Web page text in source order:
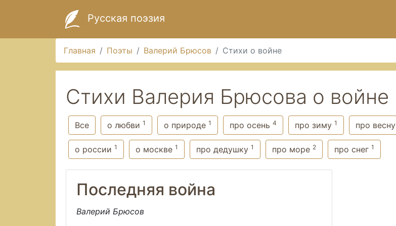
Русская поэзия
Главная Поэты Валерий Брюсов Стихи о войне
Стихи Валерия Брюсова о войне
Все о любви 1 о природе 1 про осень 4 про зиму 1 про весну
о россии 1 о москве 1 про дедушку 1 про море 2 про снег 1
Последняя война
Валерий Брюсов